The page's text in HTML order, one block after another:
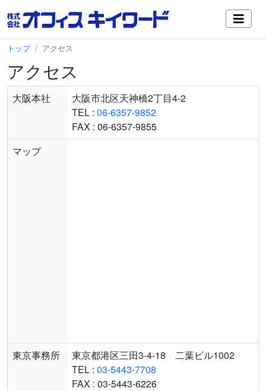
トップ アクセス
アクセス
大阪本社
大阪市北区天神橋2丁目4-2
TEL : 06-6357-9852
FAX : 06-6357-9855
マップ
東京事務所
東京都港区三田3-4-18 二葉ビル1002
TEL : 03-5443-7708
FAX : 03-5443-6226